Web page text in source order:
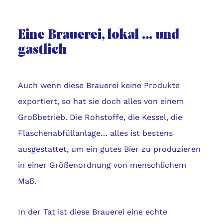
Eine Brauerei, lokal … und
gastlich
Auch wenn diese Brauerei keine Produkte
exportiert, so hat sie doch alles von einem
Großbetrieb. Die Rohstoffe, die Kessel, die
Flaschenabfüllanlage… alles ist bestens
ausgestattet, um ein gutes Bier zu produzieren
in einer Größenordnung von menschlichem
Maß.
In der Tat ist diese Brauerei eine echte